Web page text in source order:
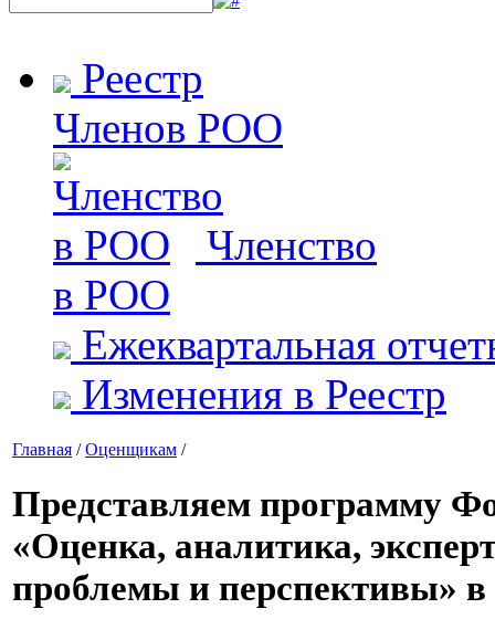
Реестр
Членов РОО
Членство
в РОО
Ежеквартальная
Изменения в Реестр
Главная /Оценщикам /
Представляем программу
«Оценка, аналитика,
проблемы и перспективы» в